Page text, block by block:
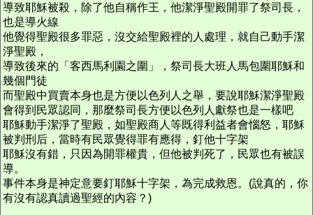
導致耶穌被殺，除了他自稱作王，他潔淨聖殿開罪了祭司長，
也是導火線
他覺得聖殿很多罪惡，沒交給聖殿裡的人處理，就自己動手潔
淨聖殿，
導致後來的「客西馬利園之圍」，祭司長大班人馬包圍耶穌和
幾個門徒
而聖殿中買賣本身也是方便以色列人之舉，要說耶穌潔淨聖殿
會得到民眾認同，那麼祭司長方便以色列人獻祭也是一樣吧
耶穌動手潔淨了聖殿，如聖殿商人等既得利益者會惱怒，耶穌
被判刑后，當時有民眾覺得罪有應得，釘他十字架
耶穌沒有錯，只因為開罪權貴，但他被判死了，民眾也有被誤
導。
事件本身是神定意要釘耶穌十字架，為完成救恩。(說真的，你
有沒有認真讀過聖經的內容？)